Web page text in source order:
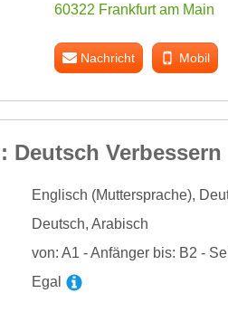
60322 Frankfurt am Main
Nachricht Mobil
Deutsch Verbessern
Englisch (Muttersprache),
Deutsch, Arabisch
von: A1 - Anfänger bis: B2 -
Egal